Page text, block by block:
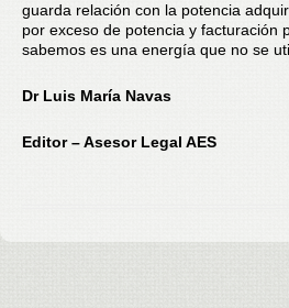
guarda relación con la potencia
por exceso de potencia y facturación
sabemos es una energía que no se
Dr Luis María Navas
Editor – Asesor Legal AES